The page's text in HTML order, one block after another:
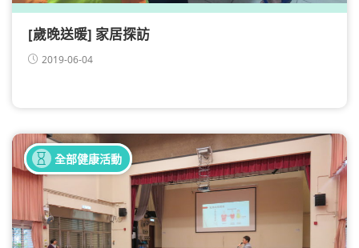
[歲晚送暖] 家居探訪
2019-06-04
健康講座
全部健康活動